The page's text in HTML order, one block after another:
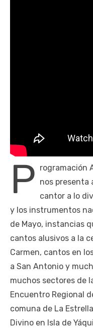
P rogramación
nos presenta
cantor a lo
y los instrumentos
de Mayo, instancias
cantos alusivos a la
Carmen, cantos en
a San Antonio y
muchos sectores de
Encuentro Regional
comuna de La
Divino en Isla de